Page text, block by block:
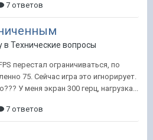
7 ответов
в Технические вопросы
перестал ограничиваться, по
75. Сейчас игра это игнорирует.
У меня экран 300 герц, нагрузка...
7 ответов